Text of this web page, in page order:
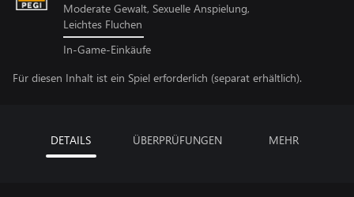
Moderate Gewalt, Sexuelle Anspielung,
Leichtes Fluchen
In-Game-Einkäufe
Für diesen Inhalt ist ein Spiel erforderlich (separat erhältlich).
DETAILS ÜBERPRÜFUNGEN MEHR